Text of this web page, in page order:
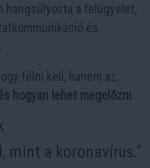
hangsúlyozta a felügyelet,
és
félni kell, hanem az,
hogyan lehet megelőzni
mint a koronavírus.”